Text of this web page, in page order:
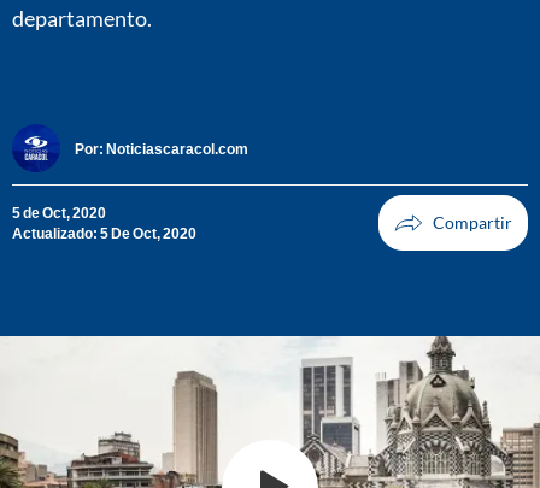
departamento.
Por: Noticiascaracol.com
5 de Oct, 2020
Actualizado: 5 De Oct, 2020